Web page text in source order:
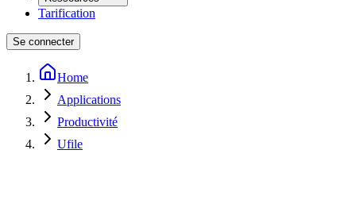
Tarification
Se connecter
Home
Applications
Productivité
Ufile